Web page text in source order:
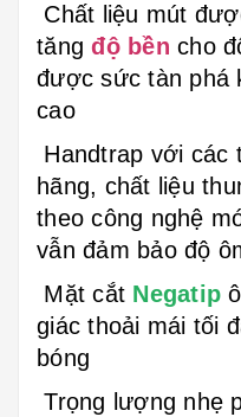
Chất liệu mút
tăngđộ bền cho
được sức tàn phá
cao
Handtrap với các
hãng, chất liệu
theo công nghệ
vẫn đảm bảo độ
Mặt cắt Negatip
giác thoải mái tối
bóng
Trọng lượng nhẹ